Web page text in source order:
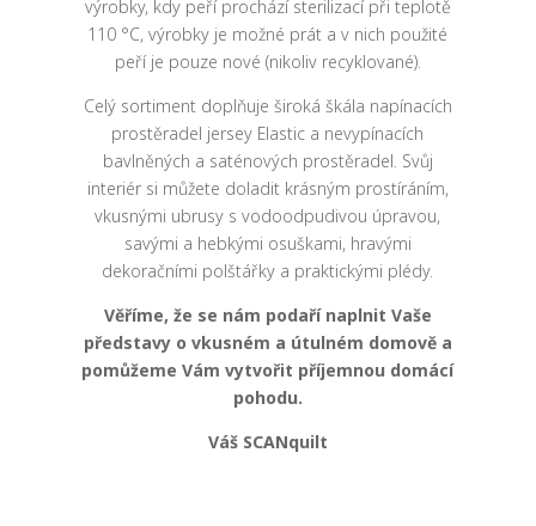
výrobky, kdy peří prochází sterilizací při teplotě
110 °C, výrobky je možné prát a v nich použité
peří je pouze nové (nikoliv recyklované).
Celý sortiment doplňuje široká škála napínacích
prostěradel jersey Elastic a nevypínacích
bavlněných a saténových prostěradel. Svůj
interiér si můžete doladit krásným prostíráním,
vkusnými ubrusy s vodoodpudivou úpravou,
savými a hebkými osuškami, hravými
dekoračními polštářky a praktickými plédy.
Věříme, že se nám podaří naplnit Vaše
představy o vkusném a útulném domově a
pomůžeme Vám vytvořit příjemnou domácí
pohodu.
Váš SCANquilt